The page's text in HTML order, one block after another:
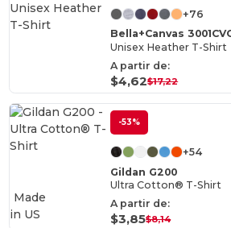
+76
Bella+Canvas
Unisex Heather T-Shirt
A partir de:
$4,62$17,22
-53%
+54
Gildan G200
Ultra Cotton® T-Shirt
A partir de:
$3,85$8,14
Made
in US